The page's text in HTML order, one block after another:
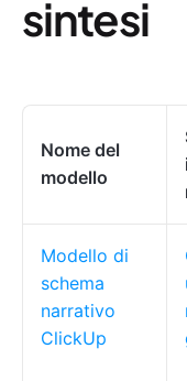
sintesi
Nome del
modello
Modello di
schema
narrativo
ClickUp